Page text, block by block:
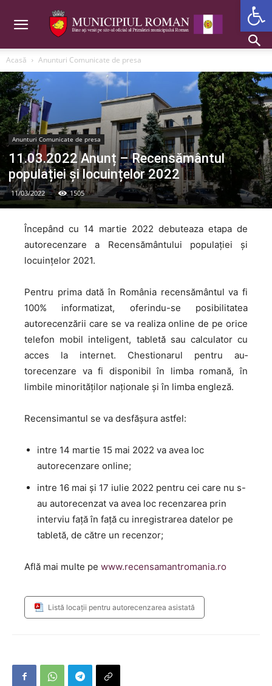
Acasă Anunturi Comunicate de presa
Anunturi Comunicate de presa
11.03.2022 Anunț – Recensământul
populației și locuințelor 2022
11/03/2022 1505
Începând cu 14 martie 2022 debuteaza etapa de
autorecenzare a Recensământului populației și
locuințelor 2021.
Pentru prima dată în România recensământul va fi
100% informatizat, oferindu-se posibilitatea
autorecenzării care se va realiza online de pe orice
telefon mobil inteligent, tabletă sau calculator cu
acces la internet. Chestionarul pentru au­
torecenzare va fi disponibil în limba romană, în
limbile minorităților naționale și în limba engleză.
Recensimantul se va desfășura astfel:
intre 14 martie 15 mai 2022 va avea loc
autorecenzare online;
intre 16 mai și 17 iulie 2022 pentru cei care nu s-
au autorecenzat va avea loc recenzarea prin
interviu față în față cu inregistrarea datelor pe
tabletă, de către un recenzor;
Află mai multe pe www.recensamantromania.ro
Listă locații pentru autorecenzarea asistată